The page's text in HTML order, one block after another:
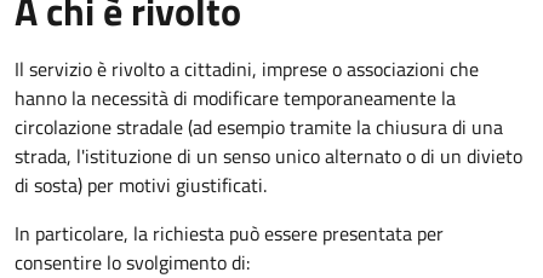
Il servizio è rivolto a cittadini, imprese o associazioni che
hanno la necessità di modificare temporaneamente la
circolazione stradale (ad esempio tramite la chiusura di una
strada, l'istituzione di un senso unico alternato o di un divieto
di sosta) per motivi giustificati.
In particolare, la richiesta può essere presentata per
consentire lo svolgimento di: